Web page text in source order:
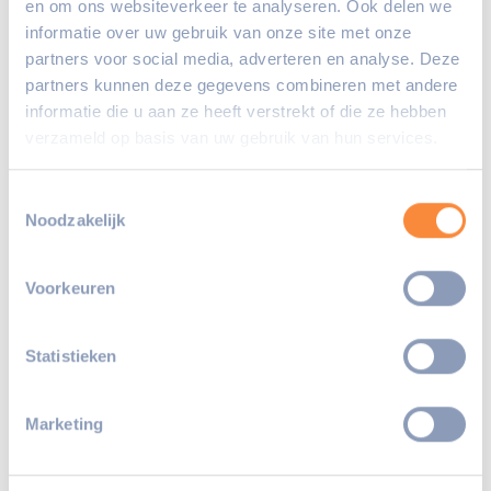
en om ons websiteverkeer te analyseren. Ook delen we
informatie over uw gebruik van onze site met onze
partners voor social media, adverteren en analyse. Deze
partners kunnen deze gegevens combineren met andere
informatie die u aan ze heeft verstrekt of die ze hebben
Noodzakelijk
Voorkeuren
Statistieken
Marketing
onderwijsorganisaties in Vlaardingen,
Maassluis en Schiedam, is het nu de tijd
waarin we de enorme hoeveelheid kennis
en ervaring, waarover we op al onze
en UN1EK breed te benutten. Ook vanuit
opvang- en onderwijsorganisaties bij
een voorbeeld zijn van een integrale
aanpak van onderwijs en opvang. Ons doel
is om tot 2024 een indringende
samenwerking en uitwisseling van mensen
en kennis te organiseren, tussen alle IKC’s
en andere locaties die onder de vleugels
van UN1EK vallen. Onze slogan ‘samen